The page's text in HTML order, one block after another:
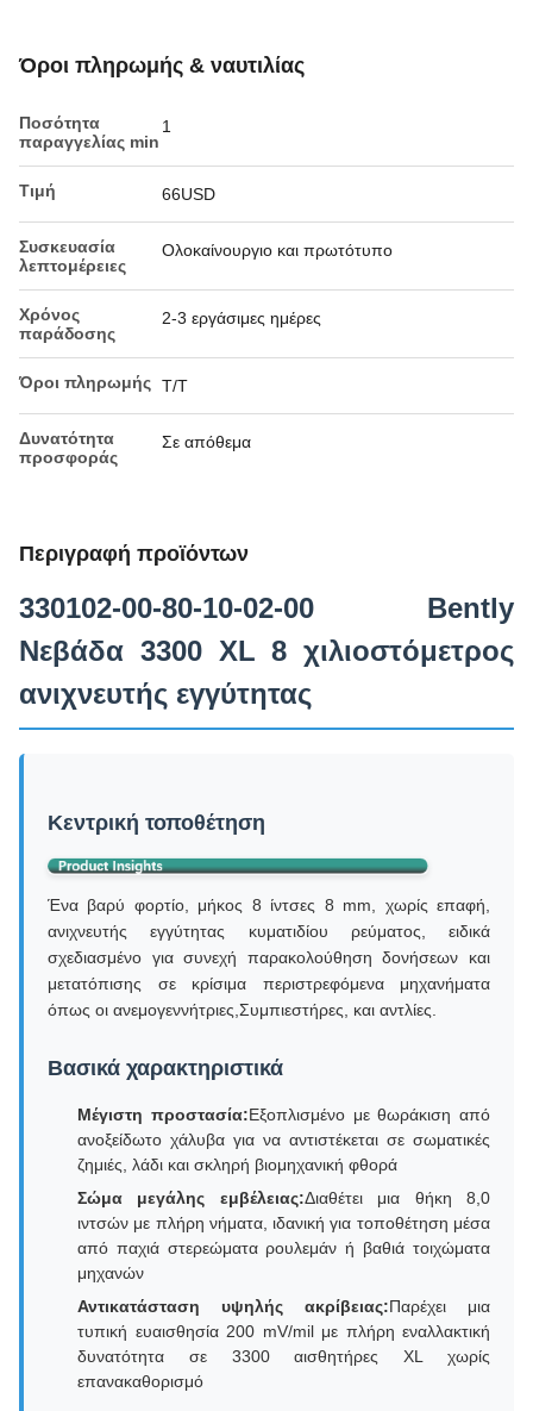
Όροι πληρωμής & ναυτιλίας
Ποσότητα
παραγγελίας min
1
Τιμή 66USD
Συσκευασία
λεπτομέρειες
Ολοκαίνουργιο και πρωτότυπο
Χρόνος
παράδοσης
2-3 εργάσιμες ημέρες
Όροι πληρωμής T/T
Δυνατότητα
προσφοράς
Σε απόθεμα
Περιγραφή προϊόντων
330102-00-80-10-02-00 Bently
Νεβάδα 3300 XL 8 χιλιοστόμετρος
ανιχνευτής εγγύτητας
Κεντρική τοποθέτηση
Ένα βαρύ φορτίο, μήκος 8 ίντσες 8 mm, χωρίς επαφή,
ανιχνευτής εγγύτητας κυματιδίου ρεύματος, ειδικά
σχεδιασμένο για συνεχή παρακολούθηση δονήσεων και
μετατόπισης σε κρίσιμα περιστρεφόμενα μηχανήματα
όπως οι ανεμογεννήτριες,Συμπιεστήρες, και αντλίες.
Βασικά χαρακτηριστικά
Μέγιστη προστασία:Εξοπλισμένο με θωράκιση από
ανοξείδωτο χάλυβα για να αντιστέκεται σε σωματικές
ζημιές, λάδι και σκληρή βιομηχανική φθορά
Σώμα μεγάλης εμβέλειας:Διαθέτει μια θήκη 8,0
ιντσών με πλήρη νήματα, ιδανική για τοποθέτηση μέσα
από παχιά στερεώματα ρουλεμάν ή βαθιά τοιχώματα
μηχανών
Αντικατάσταση υψηλής ακρίβειας:Παρέχει μια
τυπική ευαισθησία 200 mV/mil με πλήρη εναλλακτική
δυνατότητα σε 3300 αισθητήρες XL χωρίς
επανακαθορισμό